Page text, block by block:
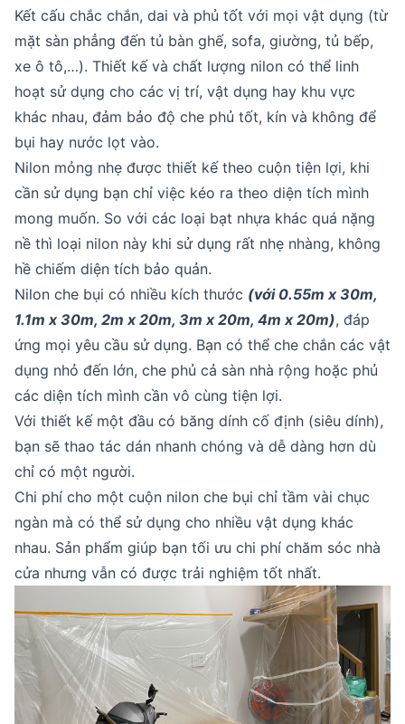
Kết cấu chắc chắn, dai và phủ tốt với mọi vật dụng (từ
mặt sàn phẳng đến tủ bàn ghế, sofa, giường, tủ bếp,
xe ô tô,…). Thiết kế và chất lượng nilon có thể linh
hoạt sử dụng cho các vị trí, vật dụng hay khu vực
khác nhau, đảm bảo độ che phủ tốt, kín và không để
bụi hay nước lọt vào.
Nilon mỏng nhẹ được thiết kế theo cuộn tiện lợi, khi
cần sử dụng bạn chỉ việc kéo ra theo diện tích mình
mong muốn. So với các loại bạt nhựa khác quá nặng
nề thì loại nilon này khi sử dụng rất nhẹ nhàng, không
hề chiếm diện tích bảo quản.
Nilon che bụi có nhiều kích thước (với 0.55m x 30m,
1.1m x 30m, 2m x 20m, 3m x 20m, 4m x 20m), đáp
ứng mọi yêu cầu sử dụng. Bạn có thể che chắn các vật
dụng nhỏ đến lớn, che phủ cả sàn nhà rộng hoặc phủ
các diện tích mình cần vô cùng tiện lợi.
Với thiết kế một đầu có băng dính cố định (siêu dính),
bạn sẽ thao tác dán nhanh chóng và dễ dàng hơn dù
chỉ có một người.
Chi phí cho một cuộn nilon che bụi chỉ tầm vài chục
ngàn mà có thể sử dụng cho nhiều vật dụng khác
nhau. Sản phẩm giúp bạn tối ưu chi phí chăm sóc nhà
cửa nhưng vẫn có được trải nghiệm tốt nhất.